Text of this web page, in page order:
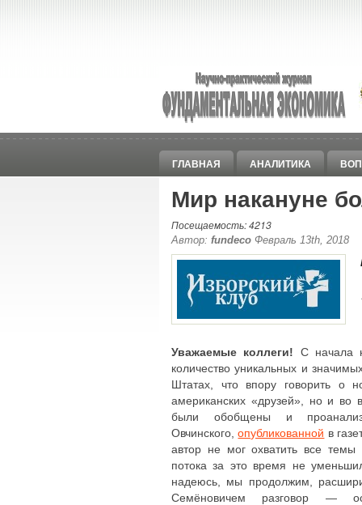
ГЛАВНАЯ АНАЛИТИКА
Мир накануне
Посещаемость: 4213
Автор: fundeco Февраль 13th, 2018
Уважаемые коллеги! С начала
количество уникальных и
Штатах, что впору говорить о
американских «друзей», но и во
были обобщены и
Овчинского,опубликованной в
автор не мог охватить все темы
потока за это время не
надеюсь, мы продолжим,
Семёновичем разговор —